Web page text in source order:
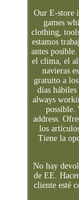
Our E-store
games
clothing,
estamos
antes
el clima, el
navieras
gratuito a
días
always
possible.
address.
los
Tiene la
No hay
de EE.
cliente esté